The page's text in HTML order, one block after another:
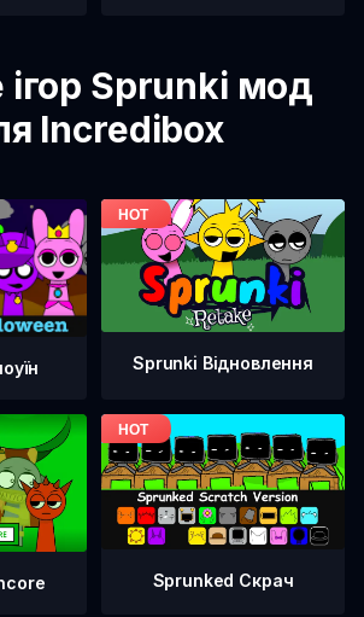
ігор Sprunki мод
Incredibox
Sprunki Відновлення
Sprunked Скрач